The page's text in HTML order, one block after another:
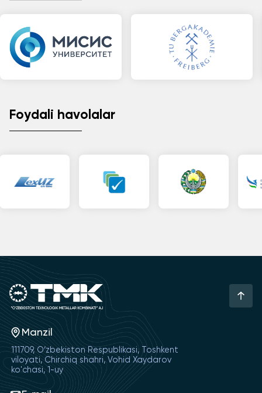
Foydali havolalar
Manzil
111709, O‘zbekiston Respublikasi, Toshkent
viloyati, Chirchiq shahri, Vohid Xaydarov
ko'chasi, 1-uy